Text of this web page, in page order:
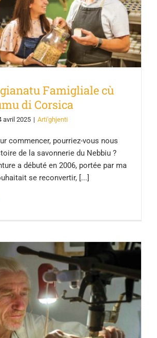
di Corsica
Famigliale cù
di Corsica
avril 2025 | Arti'ghjenti
commencer, pourriez-vous nous
de la savonnerie du Nebbiu ?
a débuté en 2006, portée par ma
se reconvertir, [...]
à legnu nustrale – Jeff
Nicolier